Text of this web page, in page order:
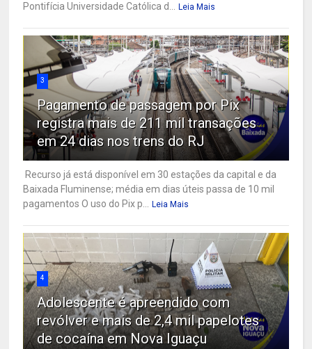
Pontifícia Universidade Católica d...
Leia Mais
3
Pagamento de passagem por Pix
registra mais de 211 mil transações
em 24 dias nos trens do RJ
Recurso já está disponível em 30 estações da capital e da
Baixada Fluminense; média em dias úteis passa de 10 mil
pagamentos O uso do Pix p...
Leia Mais
4
Adolescente é apreendido com
revólver e mais de 2,4 mil papelotes
de cocaína em Nova Iguaçu